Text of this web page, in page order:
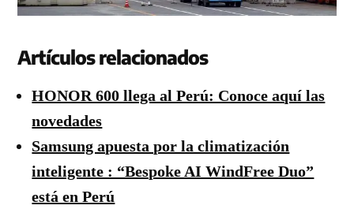
Artículos relacionados
HONOR 600 llega al Perú: Conoce aquí las
novedades
Samsung apuesta por la climatización
inteligente : “Bespoke AI WindFree Duo”
está en Perú